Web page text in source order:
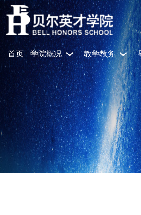
首页 学院概况 教学教务